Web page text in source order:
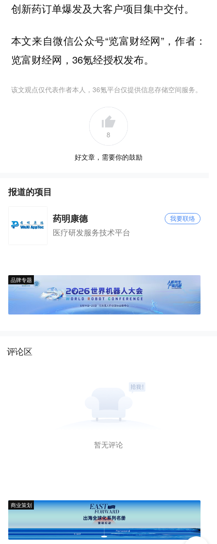
创新药订单爆发及大客户项目集中交付。
本文来自微信公众号“览富财经网”，作者：
览富财经网，36氪经授权发布。
该文观点仅代表作者本人，36氪平台仅提供信息存储空间服务。
8
好文章，需要你的鼓励
报道的项目
药明康德 我要联络
医疗研发服务技术平台
品牌专题
评论区
暂无评论
商业策划